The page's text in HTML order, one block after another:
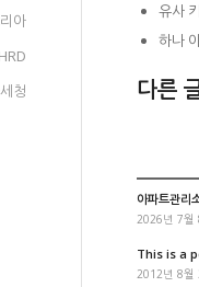
유사
하나
다른
아파트관리
2026년 7월
This is a
2012년 8월